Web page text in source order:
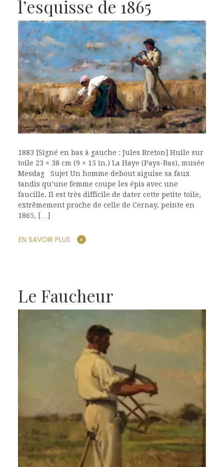
l’esquisse de 1865
1883 [Signé en bas à gauche : Jules Breton] Huile sur
toile 23 × 38 cm (9 × 15 in.) La Haye (Pays-Bas), musée
Mesdag Sujet Un homme debout aiguise sa faux
tandis qu’une femme coupe les épis avec une
faucille. Il est très difficile de dater cette petite toile,
extrêmement proche de celle de Cernay, peinte en
1865, […]
EN SAVOIR PLUS
Le Faucheur